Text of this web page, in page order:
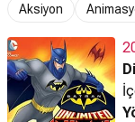
Aksiyon